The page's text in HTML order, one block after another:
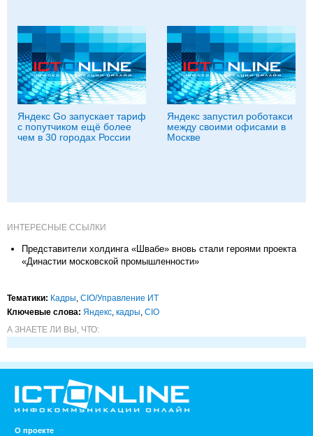
Яндекс Go запускает тариф
с попутчиком ещё более
чем в 30 городах России
Яндекс запустил роботакси
между своими офисами в
Москве
ИНТЕРЕСНЫЕ ССЫЛКИ
Представители холдинга «Швабе» вновь стали героями проекта
«Династии московской промышленности»
Тематики: Кадры, CIO/Управление ИТ
Ключевые слова: Яндекс, кадры, CIO
А ЗНАЕТЕ ЛИ ВЫ, ЧТО:
О проекте